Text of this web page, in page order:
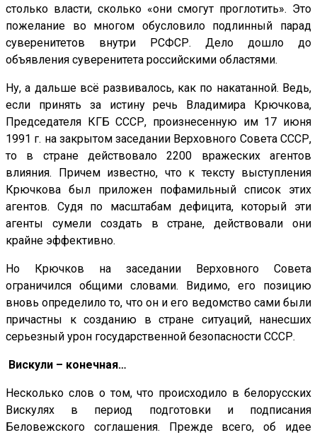
столько власти, сколько «они смогут проглотить». Это
пожелание во многом обусловило подлинный парад
суверенитетов внутри РСФСР. Дело дошло до
объявления суверенитета российскими областями.
Ну, а дальше всё развивалось, как по накатанной. Ведь,
если принять за истину речь Владимира Крючкова,
Председателя КГБ СССР, произнесенную им 17 июня
1991 г. на закрытом заседании Верховного Совета СССР,
то в стране действовало 2200 вражеских агентов
влияния. Причем известно, что к тексту выступления
Крючкова был приложен пофамильный список этих
агентов. Судя по масштабам дефицита, который эти
агенты сумели создать в стране, действовали они
крайне эффективно.
Но Крючков на заседании Верховного Совета
ограничился общими словами. Видимо, его позицию
вновь определило то, что он и его ведомство сами были
причастны к созданию в стране ситуаций, нанесших
серьезный урон государственной безопасности СССР.
Вискули – конечная…
Несколько слов о том, что происходило в белорусских
Вискулях в период подготовки и подписания
Беловежского соглашения. Прежде всего, об идее